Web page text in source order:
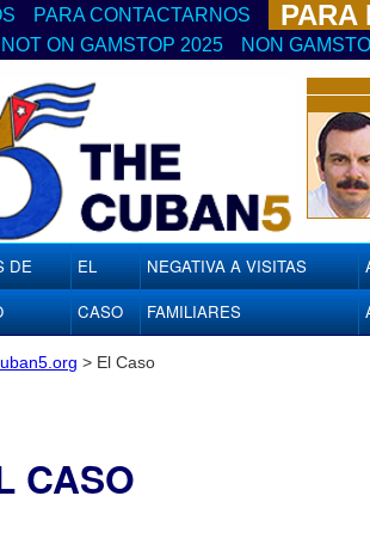
PARA CONTACTARNOS PARA
ON GAMSTOP 2025 NON
DE
EL
CASO
NEGATIVA A VISITAS
FAMILIARES
> El Caso
CASO